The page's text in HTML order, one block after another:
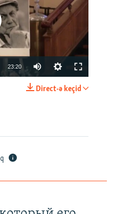
available
23:20
Direct-ə keçid